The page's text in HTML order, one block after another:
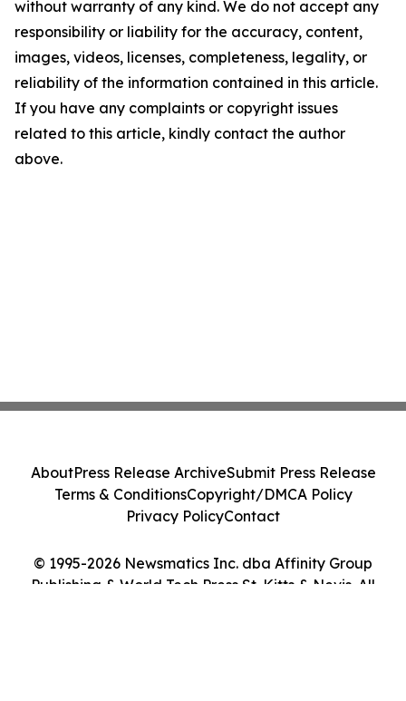
without warranty of any kind. We do not accept any
responsibility or liability for the accuracy, content,
images, videos, licenses, completeness, legality, or
reliability of the information contained in this article.
If you have any complaints or copyright issues
related to this article, kindly contact the author
above.
© 1995-2026 Newsmatics Inc. dba Affinity Group
Publishing & World Tech Press St. Kitts & Nevis. All
AboutPress Release ArchiveSubmit Press Release
Terms & ConditionsCopyright/DMCA Policy
Privacy PolicyContact